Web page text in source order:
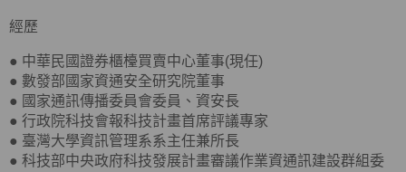
經歷
● 中華民國證券櫃檯買賣中心董事(現任)
● 數發部國家資通安全研究院董事
● 國家通訊傳播委員會委員、資安長
● 行政院科技會報科技計畫首席評議專家
● 臺灣大學資訊管理系系主任兼所長
● 科技部中央政府科技發展計畫審議作業資通訊建設群組委